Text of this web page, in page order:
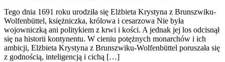
Tego dnia 1691 roku urodziła się Elżbieta Krystyna z Brunszwiku-
Wolfenbüttel, księżniczka, królowa i cesarzowa Nie była
wojowniczką ani politykiem z krwi i kości. A jednak jej los odcisnął
się na historii kontynentu. W cieniu potężnych monarchów i ich
ambicji, Elżbieta Krystyna z Brunszwiku-Wolfenbüttel poruszała się
z godnością, inteligencją i cichą […]